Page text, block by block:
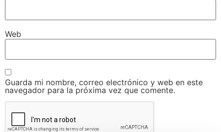
Web
Guarda mi nombre, correo electrónico y web en este
navegador para la próxima vez que comente.